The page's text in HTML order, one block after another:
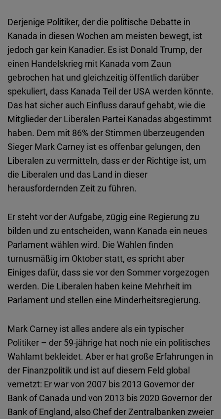
Derjenige Politiker, der die politische Debatte in
Kanada in diesen Wochen am meisten bewegt, ist
jedoch gar kein Kanadier. Es ist Donald Trump, der
einen Handelskrieg mit Kanada vom Zaun
gebrochen hat und gleichzeitig öffentlich darüber
spekuliert, dass Kanada Teil der USA werden könnte.
Das hat sicher auch Einfluss darauf gehabt, wie die
Mitglieder der Liberalen Partei Kanadas abgestimmt
haben. Dem mit 86% der Stimmen überzeugenden
Sieger Mark Carney ist es offenbar gelungen, den
Liberalen zu vermitteln, dass er der Richtige ist, um
die Liberalen und das Land in dieser
herausfordernden Zeit zu führen.
Er steht vor der Aufgabe, zügig eine Regierung zu
bilden und zu entscheiden, wann Kanada ein neues
Parlament wählen wird. Die Wahlen finden
turnusmäßig im Oktober statt, es spricht aber
Einiges dafür, dass sie vor den Sommer vorgezogen
werden. Die Liberalen haben keine Mehrheit im
Parlament und stellen eine Minderheitsregierung.
Mark Carney ist alles andere als ein typischer
Politiker – der 59-jährige hat noch nie ein politisches
Wahlamt bekleidet. Aber er hat große Erfahrungen in
der Finanzpolitik und ist auf diesem Feld global
vernetzt: Er war von 2007 bis 2013 Governor der
Bank of Canada und von 2013 bis 2020 Governor der
Bank of England, also Chef der Zentralbanken zweier
D.Vinci
Embed
Typeform
Embed